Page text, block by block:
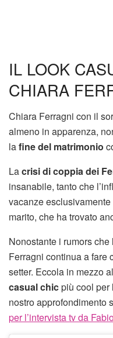
IL LOOK
CHIARA
Chiara Ferragni con il
almeno in apparenza,
lafine del matrimonio
Lacrisi di coppia dei
insanabile, tanto che
vacanze
marito, che ha trovato
Nonostante i rumors
Ferragni continua a fare
setter. Eccola in mezzo
casual chicpiù cool per
nostro approfondimento
per l’intervista tv da